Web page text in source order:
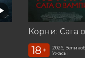
18 +
2026,
Ужасы